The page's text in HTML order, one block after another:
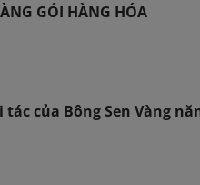
GÓI HÀNG HÓA
của Bông Sen Vàng